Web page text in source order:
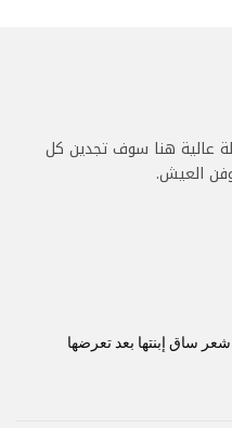
عالية هنا سوف تجدين كل
العيش.
ساق إبنتها بعد تعرضها